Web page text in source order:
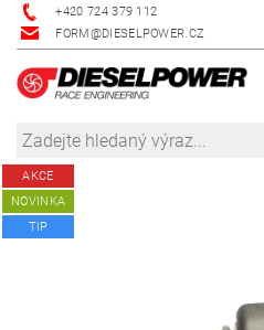
+420 724 379 112
FORM@DIESELPOWER.CZ
AKCE
NOVINKA
TIP